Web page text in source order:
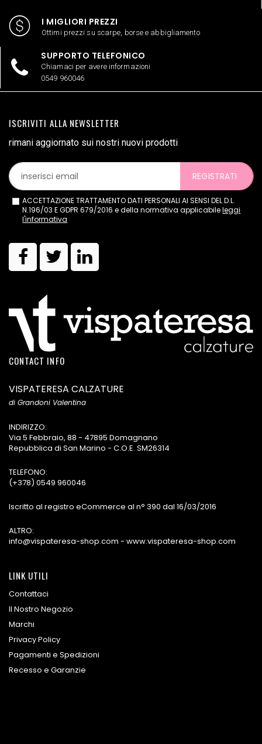
I MIGLIORI PREZZI
Ottimi prezzi su scarpe, borse e abbigliamento
SUPPORTO TELEFONICO
Chiamaci per avere informazioni
0549 960046
ISCRIVITI ALLA NEWSLETTER
rimani aggiornato sui nostri nuovi prodotti
REGISTRATI
ACCETTAZIONE TRATTAMENTO DATI PERSONALI AI SENSI DEL D.L.
N.196/03 E GDPR 679/2016 e della normativa applicabileleggi
l'informativa
CONTACT INFO
VISPATERESA CALZATURE
di Grandoni Valentina
INDIRIZZO:
Via 5 Febbraio, 88 - 47895 Domagnano
Repubblica di San Marino - C.O.E. SM26314
TELEFONO:
(+378) 0549 960046
Iscritto al registro eCommerce al n° 390 dal 16/03/2016
ALTRO:
info@vispateresa-shop.com - www.vispateresa-shop.com
LINK UTILI
Contattaci
Il Nostro Negozio
Marchi
Privacy Policy
Pagamenti e Spedizioni
Recesso e Garanzie